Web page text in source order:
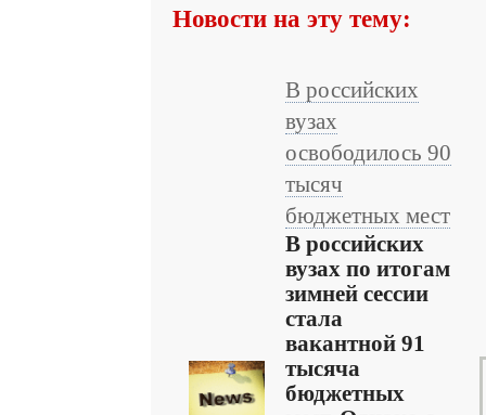
Новости на эту тему:
В российских
вузах
освободилось 90
тысяч
бюджетных мест
В российских
вузах по итогам
зимней сессии
стала
вакантной 91
тысяча
бюджетных